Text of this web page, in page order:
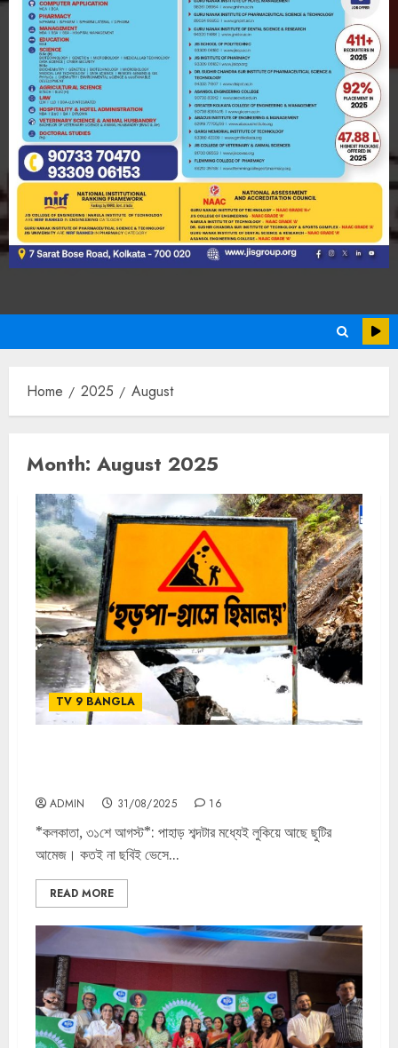
Home 2025 August
Month: August 2025
TV 9 BANGLA
ADMIN 31/08/2025 16
*কলকাতা, ৩১শে আগস্ট*: পাহাড় শব্দটার মধ্যেই লুকিয়ে আছে ছুটির
আমেজ। কতই না ছবিই ভেসে...
READ MORE